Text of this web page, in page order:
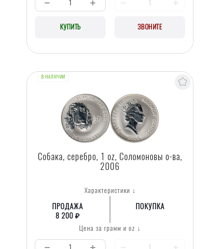
КУПИТЬ ЗВОНИТЕ
В НАЛИЧИИ
Собака, серебро, 1 oz, Соломоновы о-ва,
2006
Характеристики ↓
ПРОДАЖА
8 200 ₽
ПОКУПКА
Цена за грамм и oz ↓